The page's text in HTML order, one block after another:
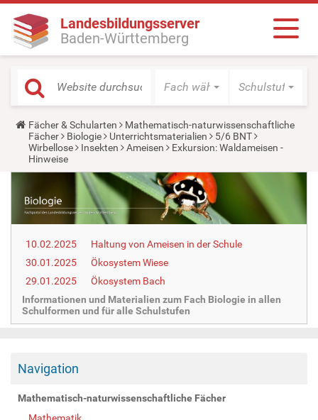
Landesbildungsserver
Baden-Württemberg
Fach wählen Schulstufe
Y
o
u
a
r
e
r
e
Fächer & Schularten
Mathematisch-naturwissenschaftliche
Fächer
Biologie Unterrichtsmaterialien
5/6 BNT
Wirbellose
Insekten Ameisen
Exkursion: Waldameisen -
Hinweise
10.02.2025
Haltung von Ameisen in der Schule
30.01.2025
Ökosystem Wiese
29.01.2025
Ökosystem Bach
Informationen und Materialien zum Fach Biologie in allen
Schulformen und für alle Schulstufen
Navigation
Mathematisch-naturwissenschaftliche Fächer